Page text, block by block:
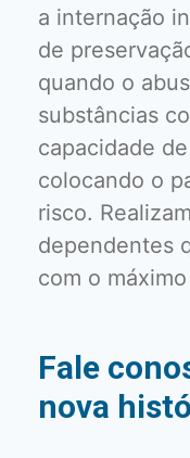
a internação
de
quando o
substâncias
capacidade
colocando o
risco.
dependentes
com o
Fale
nova